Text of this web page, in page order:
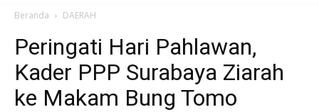
Beranda DAERAH
Peringati Hari Pahlawan,
Kader PPP Surabaya Ziarah
ke Makam Bung Tomo